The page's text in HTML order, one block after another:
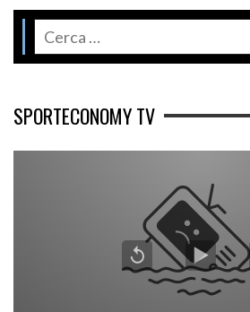
SPORTECONOMY TV